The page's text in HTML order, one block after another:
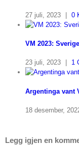
27 juli, 2023 | 0
VM 2023:
23 juli, 2023 1
Argentinga vant
18 desember,
Legg igjen en